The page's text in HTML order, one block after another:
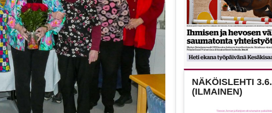
NÄKÖISLEHTI 3.6.
(ILMAINEN)